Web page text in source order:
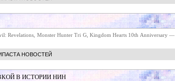
Revelations, Monster Hunter Tri G, Kingdom Hearts 10th Anniversary —
НОВОСТЕЙ
В ИСТОРИИ НИН